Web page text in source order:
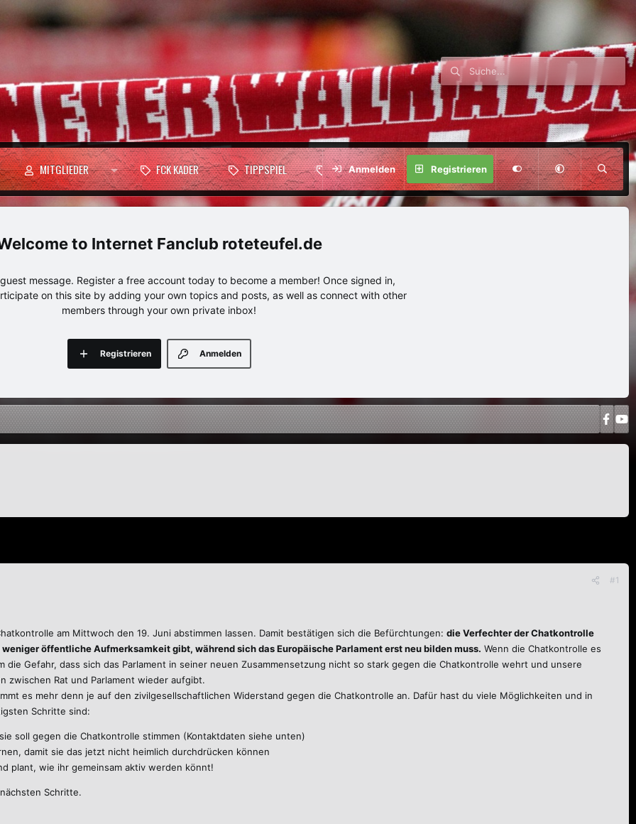
MITGLIEDER FCK KADER TIPPSPIEL SPENDEAnmelden Registrieren
Internet Fanclub roteteufel.de
message. Register a free account today to become a member! Once signed in,
on this site by adding your own topics and posts, as well as connect with other
members through your own private inbox!
Anmelden
Registrieren
#1
am Mittwoch den 19. Juni abstimmen lassen. Damit bestätigen sich die Befürchtungen: die Verfechter der Chatkontrolle
öffentliche Aufmerksamkeit gibt, während sich das Europäische Parlament erst neu bilden muss. Wenn die Chatkontrolle es
Gefahr, dass sich das Parlament in seiner neuen Zusammensetzung nicht so stark gegen die Chatkontrolle wehrt und unsere
zwischen Rat und Parlament wieder aufgibt.
es mehr denn je auf den zivilgesellschaftlichen Widerstand gegen die Chatkontrolle an. Dafür hast du viele Möglichkeiten und in
Schritte sind:
soll gegen die Chatkontrolle stimmen (Kontaktdaten siehe unten)
damit sie das jetzt nicht heimlich durchdrücken können
plant, wie ihr gemeinsam aktiv werden könnt!
Schritte.